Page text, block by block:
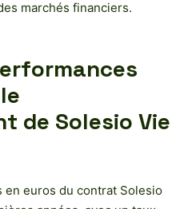
marchés financiers.
de Solesio Vie
en euros du contrat Solesio